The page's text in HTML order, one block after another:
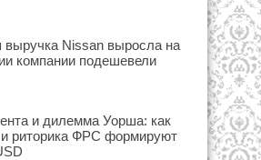
выручка Nissan выросла на
компании подешевели
и дилемма Уорша: как
и риторика ФРС формируют